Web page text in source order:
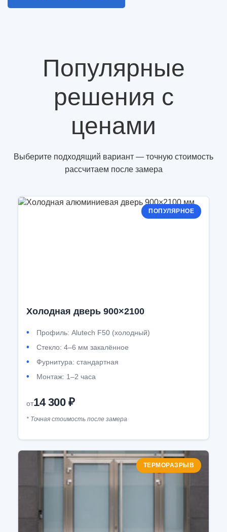
Популярные
решения с
ценами
Выберите подходящий вариант — точную стоимость
рассчитаем после замера
ПОПУЛЯРНОЕ
Холодная дверь 900×2100
Профиль: Alutech F50 (холодный)
Стекло: 4–6 мм закалённое
Фурнитура: стандартная
Монтаж: 1–2 часа
от14 300 ₽
* Точная стоимость после замера
ТЕРМОРАЗРЫВ